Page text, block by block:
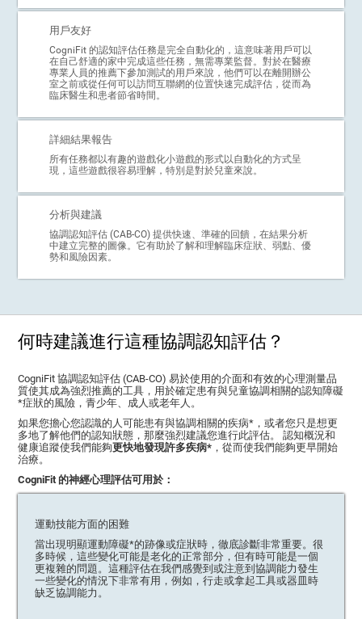
用戶友好
CogniFit 的認知評估任務是完全自動化的，這意味著用戶可以
在自己舒適的家中完成這些任務，無需專業監督。對於在醫療
專業人員的推薦下參加測試的用戶來說，他們可以在離開辦公
室之前或從任何可以訪問互聯網的位置快速完成評估，從而為
臨床醫生和患者節省時間。
詳細結果報告
所有任務都以有趣的遊戲化小遊戲的形式以自動化的方式呈
現，這些遊戲很容易理解，特別是對於兒童來說。
分析與建議
協調認知評估 (CAB-CO) 提供快速、準確的回饋，在結果分析
中建立完整的圖像。它有助於了解和理解臨床症狀、弱點、優
勢和風險因素。
何時建議進行這種協調認知評估？
CogniFit 協調認知評估 (CAB-CO) 易於使用的介面和有效的心理測量品
質使其成為強烈推薦的工具，用於確定患有與兒童協調相關的認知障礙
*症狀的風險，青少年、成人或老年人。
如果您擔心您認識的人可能患有與協調相關的疾病*，或者您只是想更
多地了解他們的認知狀態，那麼強烈建議您進行此評估。 認知概況和
健康追蹤使我們能夠更快地發現許多疾病* ，從而使我們能夠更早開始
治療。
CogniFit 的神經心理評估可用於：
運動技能方面的困難
當出現明顯運動障礙*的跡像或症狀時，徹底診斷非常重要。很
多時候，這些變化可能是老化的正常部分，但有時可能是一個
更複雜的問題。這種評估在我們感覺到或注意到協調能力發生
一些變化的情況下非常有用，例如，行走或拿起工具或器皿時
缺乏協調能力。